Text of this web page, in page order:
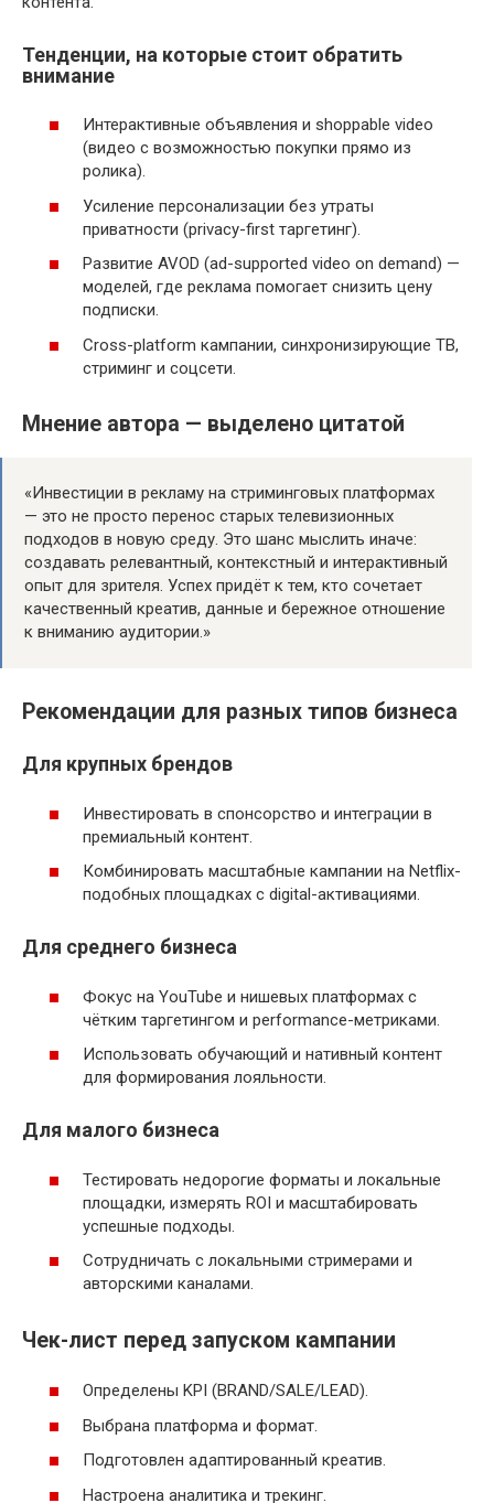
Тенденции, на которые стоит обратить
внимание
Интерактивные объявления и shoppable video
(видео с возможностью покупки прямо из
ролика).
Усиление персонализации без утраты
приватности (privacy-first таргетинг).
Развитие AVOD (ad-supported video on demand) —
моделей, где реклама помогает снизить цену
подписки.
Cross-platform кампании, синхронизирующие ТВ,
стриминг и соцсети.
Мнение автора — выделено цитатой
«Инвестиции в рекламу на стриминговых платформах
— это не просто перенос старых телевизионных
подходов в новую среду. Это шанс мыслить иначе:
создавать релевантный, контекстный и интерактивный
опыт для зрителя. Успех придёт к тем, кто сочетает
качественный креатив, данные и бережное отношение
к вниманию аудитории.»
Рекомендации для разных типов бизнеса
Для крупных брендов
Инвестировать в спонсорство и интеграции в
премиальный контент.
Комбинировать масштабные кампании на Netflix-
подобных площадках с digital-активациями.
Для среднего бизнеса
Фокус на YouTube и нишевых платформах с
чётким таргетингом и performance-метриками.
Использовать обучающий и нативный контент
для формирования лояльности.
Для малого бизнеса
Тестировать недорогие форматы и локальные
площадки, измерять ROI и масштабировать
успешные подходы.
Сотрудничать с локальными стримерами и
авторскими каналами.
Чек-лист перед запуском кампании
Определены KPI (BRAND/SALE/LEAD).
Выбрана платформа и формат.
Подготовлен адаптированный креатив.
Настроена аналитика и трекинг.